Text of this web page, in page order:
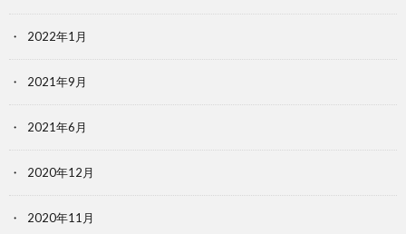
2022年1月
2021年9月
2021年6月
2020年12月
2020年11月